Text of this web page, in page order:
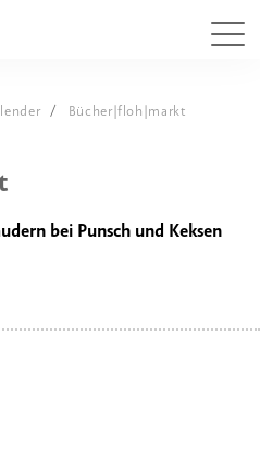
Bücher|floh|markt
bei Punsch und Keksen